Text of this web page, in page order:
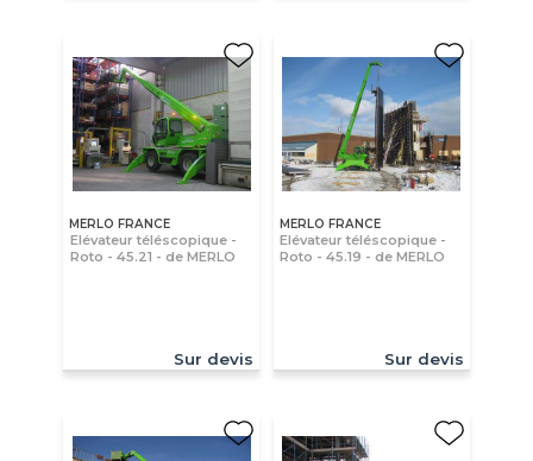
MERLO FRANCE
Elévateur téléscopique -
Roto - 45.21 - de MERLO
Sur devis
MERLO FRANCE
Elévateur téléscopique -
Roto - 45.19 - de MERLO
Sur devis